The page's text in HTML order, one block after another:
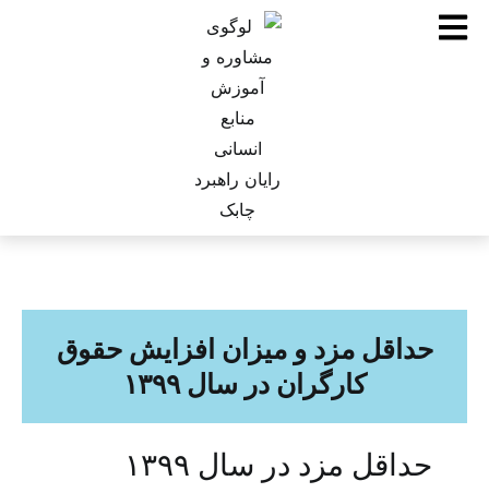
حداقل مزد و میزان افزایش حقوق
کارگران در سال ۱۳۹۹
حداقل مزد در سال ۱۳۹۹